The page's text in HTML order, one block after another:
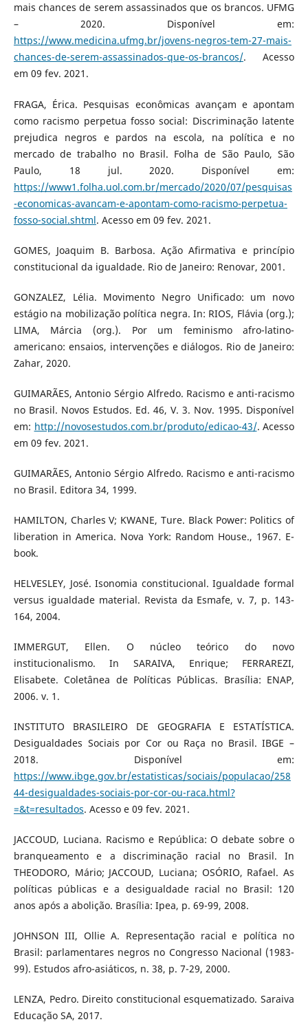
mais chances de serem assassinados que os brancos. UFMG
– 2020. Disponível em:
https://www.medicina.ufmg.br/jovens-negros-tem-27-mais-
chances-de-serem-assassinados-que-os-brancos/. Acesso
em 09 fev. 2021.
FRAGA, Érica. Pesquisas econômicas avançam e apontam
como racismo perpetua fosso social: Discriminação latente
prejudica negros e pardos na escola, na política e no
mercado de trabalho no Brasil. Folha de São Paulo, São
Paulo, 18 jul. 2020. Disponível em:
https://www1.folha.uol.com.br/mercado/2020/07/pesquisas
-economicas-avancam-e-apontam-como-racismo-perpetua-
fosso-social.shtml. Acesso em 09 fev. 2021.
GOMES, Joaquim B. Barbosa. Ação Afirmativa e princípio
constitucional da igualdade. Rio de Janeiro: Renovar, 2001.
GONZALEZ, Lélia. Movimento Negro Unificado: um novo
estágio na mobilização política negra. In: RIOS, Flávia (org.);
LIMA, Márcia (org.). Por um feminismo afro-latino-
americano: ensaios, intervenções e diálogos. Rio de Janeiro:
Zahar, 2020.
GUIMARÃES, Antonio Sérgio Alfredo. Racismo e anti-racismo
no Brasil. Novos Estudos. Ed. 46, V. 3. Nov. 1995. Disponível
em: http://novosestudos.com.br/produto/edicao-43/. Acesso
em 09 fev. 2021.
GUIMARÃES, Antonio Sérgio Alfredo. Racismo e anti-racismo
no Brasil. Editora 34, 1999.
HAMILTON, Charles V; KWANE, Ture. Black Power: Politics of
liberation in America. Nova York: Random House., 1967. E-
book.
HELVESLEY, José. Isonomia constitucional. Igualdade formal
versus igualdade material. Revista da Esmafe, v. 7, p. 143-
164, 2004.
IMMERGUT, Ellen. O núcleo teórico do novo
institucionalismo. In SARAIVA, Enrique; FERRAREZI,
Elisabete. Coletânea de Políticas Públicas. Brasília: ENAP,
2006. v. 1.
INSTITUTO BRASILEIRO DE GEOGRAFIA E ESTATÍSTICA.
Desigualdades Sociais por Cor ou Raça no Brasil. IBGE –
2018. Disponível em:
https://www.ibge.gov.br/estatisticas/sociais/populacao/258
44-desigualdades-sociais-por-cor-ou-raca.html?
=&t=resultados. Acesso e 09 fev. 2021.
JACCOUD, Luciana. Racismo e República: O debate sobre o
branqueamento e a discriminação racial no Brasil. In
THEODORO, Mário; JACCOUD, Luciana; OSÓRIO, Rafael. As
políticas públicas e a desigualdade racial no Brasil: 120
anos após a abolição. Brasília: Ipea, p. 69-99, 2008.
JOHNSON III, Ollie A. Representação racial e política no
Brasil: parlamentares negros no Congresso Nacional (1983-
99). Estudos afro-asiáticos, n. 38, p. 7-29, 2000.
LENZA, Pedro. Direito constitucional esquematizado. Saraiva
Educação SA, 2017.